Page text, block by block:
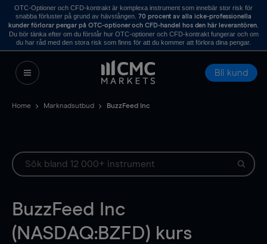
OTC-Optioner och CFD-kontrakt är komplexa instrument som innebär stor risk för
snabba förluster på grund av hävstången. 70 procent av alla icke-professionella
kunder förlorar pengar på OTC-optioner och CFD-handel hos den här leverantören.
Du bör tänka efter om du förstår hur OTC-optioner och CFD-kontrakt fungerar och om
du har råd med den stora risk som finns för att du kommer att förlora dina pengar.
Bli kund
Home Marknadsutbud BuzzFeed Inc
BuzzFeed Inc
(NASDAQ:BZFD) kurs